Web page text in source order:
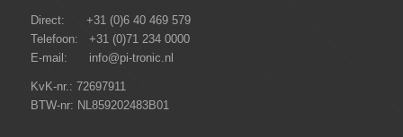
Direct: +31 (0)6 40 469 579
Telefoon: +31 (0)71 234 0000
E-mail: info@pi-tronic.nl
KvK-nr.: 72697911
BTW-nr: NL859202483B01